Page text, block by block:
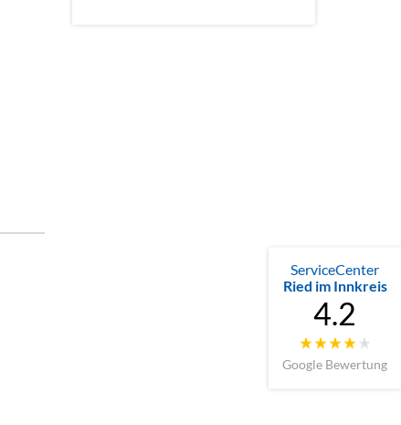
ServiceCenter
Ried im Innkreis
4.2
Google Bewertung